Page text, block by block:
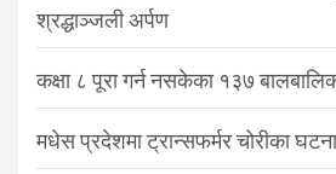
श्रद्धाञ्जली अर्पण
कक्षा ८ पूरा गर्न नसकेका १३७
मधेस प्रदेशमा ट्रान्सफर्मर चोरीका